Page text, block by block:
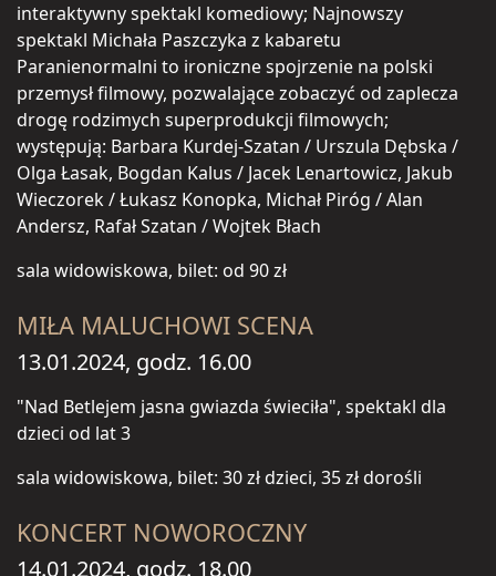
interaktywny spektakl komediowy; Najnowszy
spektakl Michała Paszczyka z kabaretu
Paranienormalni to ironiczne spojrzenie na polski
przemysł filmowy, pozwalające zobaczyć od zaplecza
drogę rodzimych superprodukcji filmowych;
występują: Barbara Kurdej-Szatan / Urszula Dębska /
Olga Łasak, Bogdan Kalus / Jacek Lenartowicz, Jakub
Wieczorek / Łukasz Konopka, Michał Piróg / Alan
Andersz, Rafał Szatan / Wojtek Błach
sala widowiskowa, bilet: od 90 zł
MIŁA MALUCHOWI SCENA
13.01.2024, godz. 16.00
"Nad Betlejem jasna gwiazda świeciła", spektakl dla
dzieci od lat 3
sala widowiskowa, bilet: 30 zł dzieci, 35 zł dorośli
KONCERT NOWOROCZNY
14.01.2024, godz. 18.00